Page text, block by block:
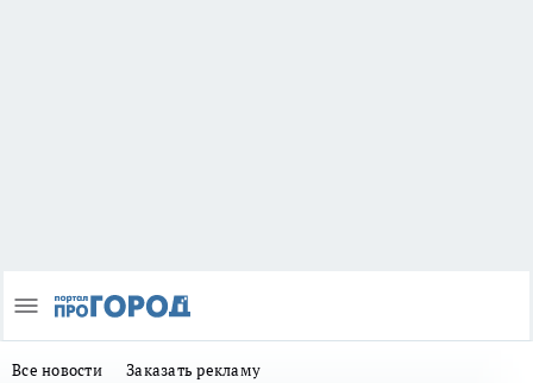
Все новости Заказать рекламу